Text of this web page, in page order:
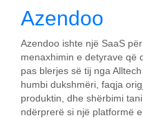
Azendoo
Azendoo ishte një SaaS
menaxhimin e detyrave që
pas blerjes së tij nga
humbi dukshmëri, faqja
produktin, dhe shërbimi
ndërprerë si një platformë e